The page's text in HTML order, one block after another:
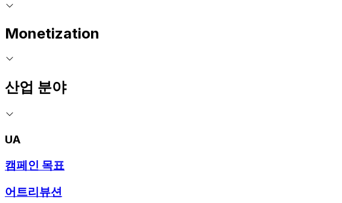
Monetization
산업 분야
UA
캠페인 목표
어트리뷰션